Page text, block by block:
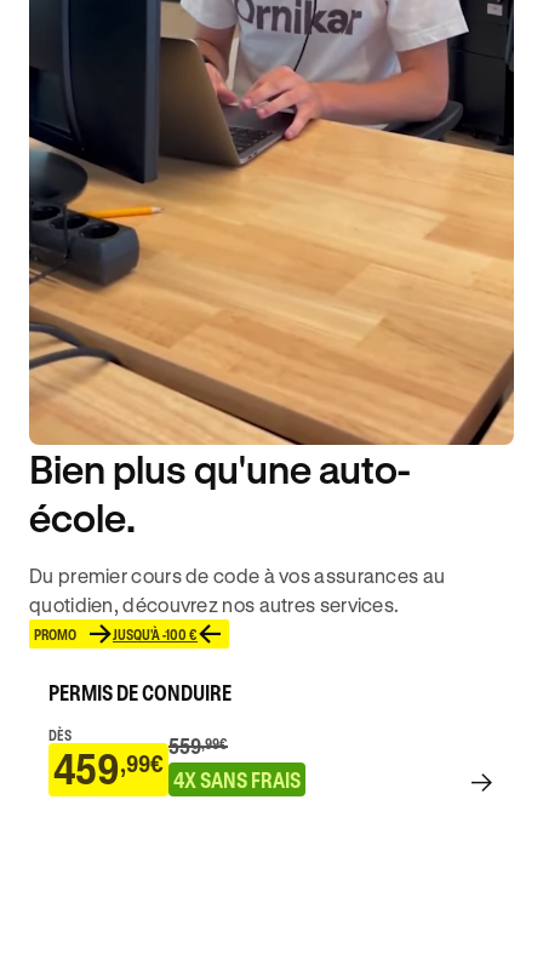
DISPONIBILITÉ 6J/7
Bien plus qu'une auto-
école.
Du premier cours de code à vos assurances au
quotidien, découvrez nos autres services.
PROMO JUSQU'À -100 €
PERMIS DE CONDUIRE
DÈS
459,99€
559,99€
4X SANS FRAIS